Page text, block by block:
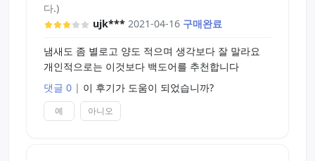
다.)
ujk*** 2021-04-16 구매완료
냄새도 좀 별로고 양도 적으며 생각보다 잘 말라요
개인적으로는 이것보다 백도어를 추천합니다
댓글 0 | 이 후기가 도움이 되었습니까?
예 아니오